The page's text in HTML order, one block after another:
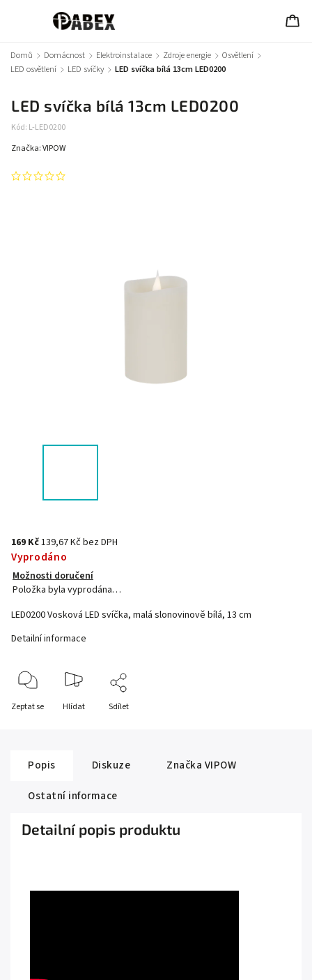
Domů / Domácnost / Elektroinstalace / Zdroje energie / Osvětlení /
LED osvětlení / LED svíčky / LED svíčka bílá 13cm LED0200
LED svíčka bílá 13cm LED0200
Kód: L-LED0200
Značka:VIPOW
169 Kč139,67 Kč bez DPH
Vyprodáno
Možnosti doručení
Položka byla vyprodána…
LED0200 Vosková LED svíčka, malá slonovinově bílá, 13 cm
Detailní informace
Zeptat se Hlídat Sdílet
Popis Diskuze Značka VIPOW
Ostatní informace
Detailní popis produktu